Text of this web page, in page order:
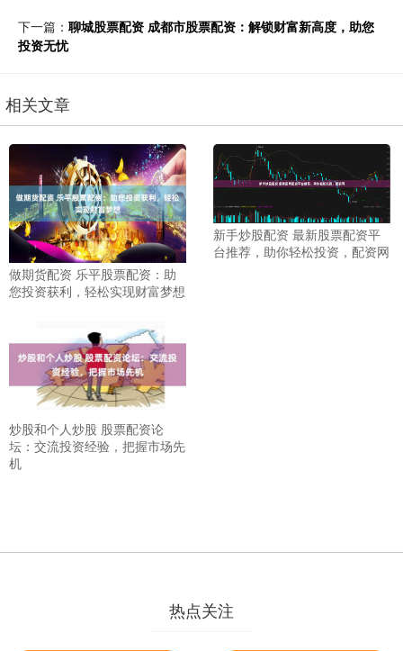
下一篇： 聊城股票配资 成都市股票配资：解锁财富新高度，助您
投资无忧
相关文章
做期货配资 乐平股票配资：助
您投资获利，轻松实现财富梦想
新手炒股配资 最新股票配资平
台推荐，助你轻松投资，配资网
炒股和个人炒股 股票配资论
坛：交流投资经验，把握市场先
机
热点关注